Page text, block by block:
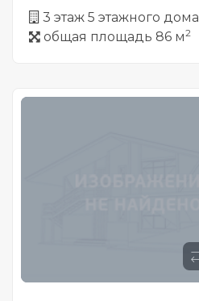
3 этаж 5 этажного дома
общая площадь 86 м2